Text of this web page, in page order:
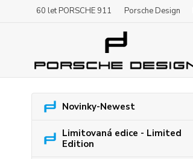
60 let PORSCHE 911 Porsche Design
Novinky-Newest
Limitovaná edice - Limited
Edition